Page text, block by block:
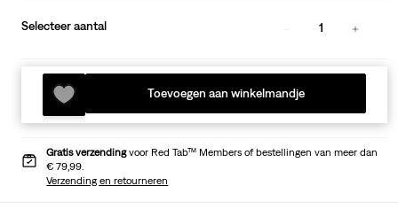
Selecteer aantal 1
Toevoegen aan winkelmandje
Gratis verzendingvoor Red Tab™ Members of bestellingen van meer dan
€ 79,99.
Verzending en retourneren